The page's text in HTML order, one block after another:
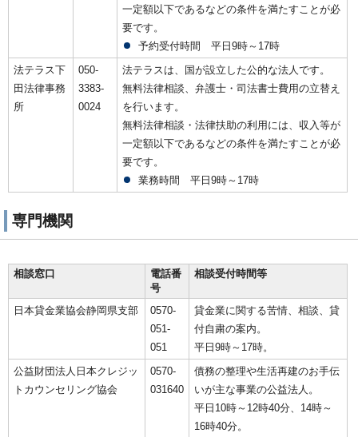
一定額以下であるなどの条件を満たすことが必
要です。
予約受付時間 平日9時～17時
法テラス下
田法律事務
所
050-
3383-
0024
法テラスは、国が設立した公的な法人です。
無料法律相談、弁護士・司法書士費用の立替え
を行います。
無料法律相談・法律扶助の利用には、収入等が
一定額以下であるなどの条件を満たすことが必
要です。
業務時間 平日9時～17時
専門機関
相談窓口
電話番
号
相談受付時間等
日本貸金業協会静岡県支部
0570-
051-
051
貸金業に関する苦情、相談、貸
付自粛の案内。
平日9時～17時。
公益財団法人日本クレジッ
トカウンセリング協会
0570-
031640
債務の整理や生活再建のお手伝
いが主な事業の公益法人。
平日10時～12時40分、14時～
16時40分。